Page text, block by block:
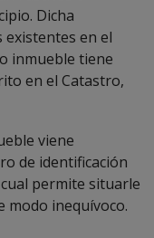
Dicha
existentes en el
inmueble tiene
en el Catastro,
viene
de identificación
permite situarle
modo inequívoco.